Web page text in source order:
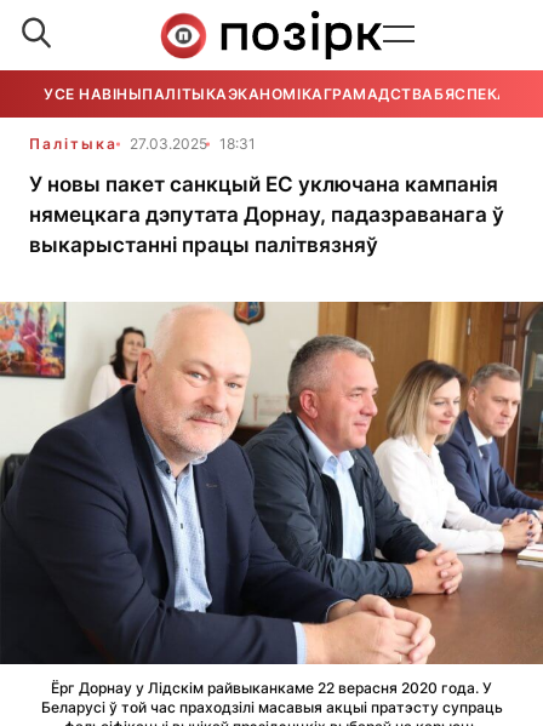
УСЕ НАВІНЫПАЛІТЫКАЭКАНОМІКАГРАМАДСТВАБЯСПЕКА
Палітыка 27.03.2025 18:31
У новы пакет санкцый ЕС уключана кампанія
нямецкага дэпутата Дорнау, падазраванага ў
выкарыстанні працы палітвязняў
Ёрг Дорнау у Лідскім райвыканкаме 22 верасня 2020 года. У
Беларусі ў той час праходзілі масавыя акцыі пратэсту супраць